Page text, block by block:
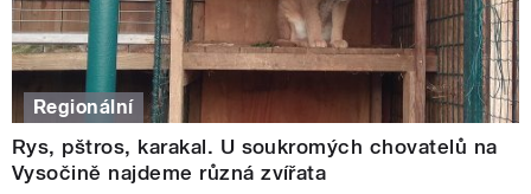
Regionální
Rys, pštros, karakal. U soukromých chovatelů na
Vysočině najdeme různá zvířata